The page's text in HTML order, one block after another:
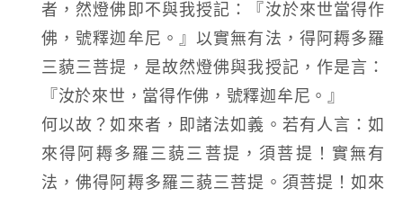
者，然燈佛即不與我授記：『汝於來世當得作
佛，號釋迦牟尼。』以實無有法，得阿耨多羅
三藐三菩提，是故然燈佛與我授記，作是言：
『汝於來世，當得作佛，號釋迦牟尼。』
何以故？如來者，即諸法如義。若有人言：如
來得阿耨多羅三藐三菩提，須菩提！實無有
法，佛得阿耨多羅三藐三菩提。須菩提！如來